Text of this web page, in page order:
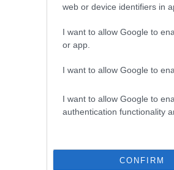
web or device identifiers in
I want to allow Google to
or app.
I want to allow Google to
I want to allow Google to
authentication functionality
CONFIRM